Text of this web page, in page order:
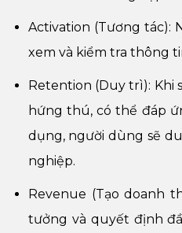
Activation (Tương tác):
xem và kiểm tra thông
Retention (Duy trì): Khi
hứng thú, có thể đáp
dụng, người dùng sẽ
nghiệp.
Revenue (Tạo doanh
tưởng và quyết định